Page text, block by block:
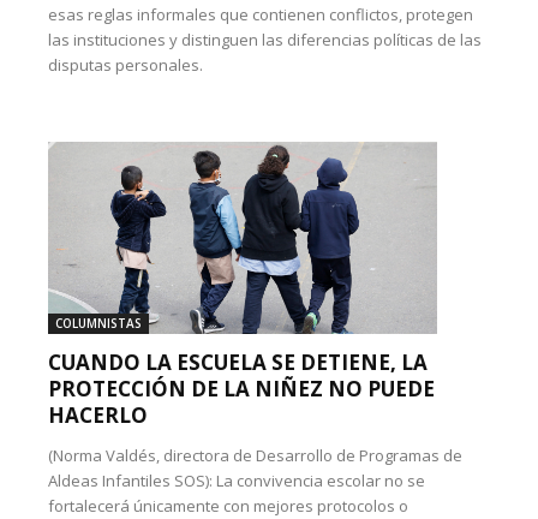
esas reglas informales que contienen conflictos, protegen
las instituciones y distinguen las diferencias políticas de las
disputas personales.
COLUMNISTAS
CUANDO LA ESCUELA SE DETIENE, LA
PROTECCIÓN DE LA NIÑEZ NO PUEDE
HACERLO
(Norma Valdés, directora de Desarrollo de Programas de
Aldeas Infantiles SOS): La convivencia escolar no se
fortalecerá únicamente con mejores protocolos o